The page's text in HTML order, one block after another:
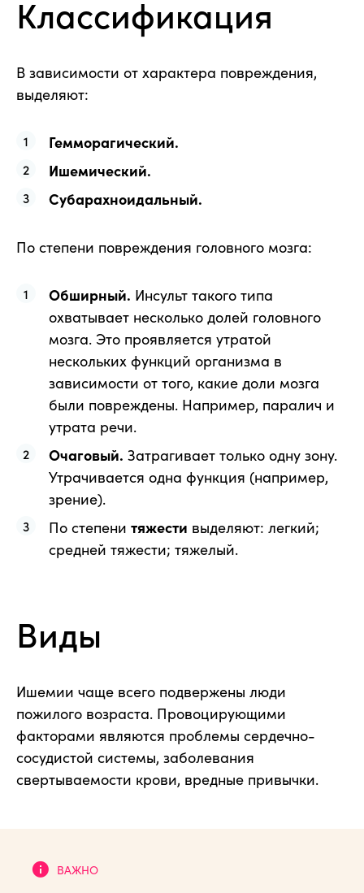
Классификация
В зависимости от характера повреждения,
выделяют:
Гемморагический.
Ишемический.
Субарахноидальный.
По степени повреждения головного мозга:
Обширный. Инсульт такого типа
охватывает несколько долей головного
мозга. Это проявляется утратой
нескольких функций организма в
зависимости от того, какие доли мозга
были повреждены. Например, паралич и
утрата речи.
Очаговый. Затрагивает только одну зону.
Утрачивается одна функция (например,
зрение).
По степени тяжести выделяют: легкий;
средней тяжести; тяжелый.
Виды
Ишемии чаще всего подвержены люди
пожилого возраста. Провоцирующими
факторами являются проблемы сердечно-
сосудистой системы, заболевания
свертываемости крови, вредные привычки.